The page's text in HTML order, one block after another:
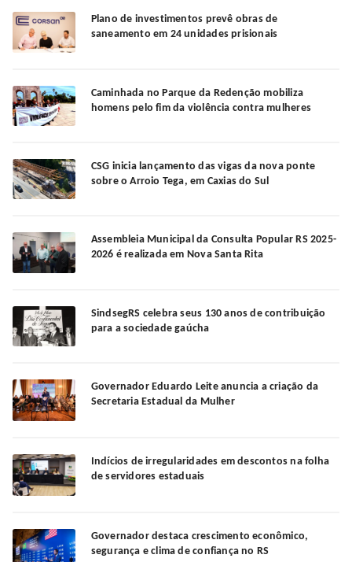
Plano de investimentos prevê obras de
saneamento em 24 unidades prisionais
Caminhada no Parque da Redenção mobiliza
homens pelo fim da violência contra mulheres
CSG inicia lançamento das vigas da nova ponte
sobre o Arroio Tega, em Caxias do Sul
Assembleia Municipal da Consulta Popular RS 2025-
2026 é realizada em Nova Santa Rita
SindsegRS celebra seus 130 anos de contribuição
para a sociedade gaúcha
Governador Eduardo Leite anuncia a criação da
Secretaria Estadual da Mulher
Indícios de irregularidades em descontos na folha
de servidores estaduais
Governador destaca crescimento econômico,
segurança e clima de confiança no RS